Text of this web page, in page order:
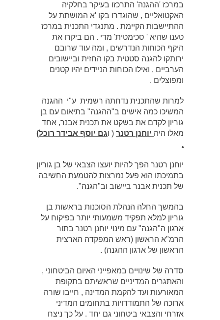
במרכז 'ההגנה' התרכזו בעיקר בחלקיה
האקטואליים , שהוגדרו בקו 'א המושתת על
ההתיישבות הקיימת . מתנגדי התכנית במרכז
טענו שהיא ' סכימטית' מדי . הם ביקרו את
היקף הכוחות הנדרשים , ומה עוד שרובם
ירותקו להגנה סטטית בקו החזית וביישובים
הערביים , ואילו הכוחות הניידים יהיו קטנים
ומפוצלים .
למרות שהתכנית נדחתה רשמית ע"י ההגנה
המשיכו כמה אישים ב"ההגנה" בתיאום עם בן
גוריון לקדם את בשקט את תכנית אבנר, אחד
מאלו היה יוחנן רטנר ( וגם יוסף אבידר רוכל)
.
יוחנן רטנר הפך להיות יועצו הצבאי של בן גוריון
בתמיכתו הוא פעל נמרצות להטמעת החשיבה
של תכנית אבנר ביישוב וב"הגנה".
בהמשך החלה הנהלת הסוכנות בראשות בן
גוריון למלא תפקיד משמעותי יותר בפיקוח על
ארגון ה"הגנה" עם מינוי יוחנן רטנר בתור
הרמ"א הראשון (ראש המפקדה הארצית
הראשון של ארגון ההגנה) .
סדרה של שינויים במאפייני האיום הביטחוני ,
והאתגרים המדיניים שראשיתם בתקופת
המאורעות ועד להקמת המדינה , חייבו שורה
ארוכה של התמודדויות בתחומים המדיני
אזרחי והצבאי ביטחוני גם יחד . על כך ניצח